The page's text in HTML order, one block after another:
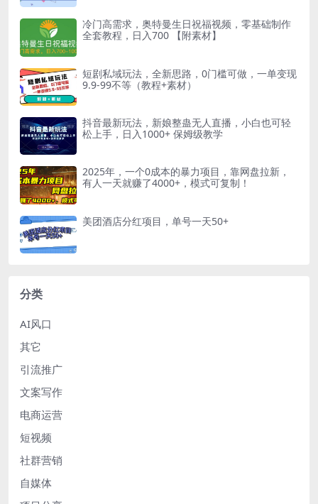
冷门高需求，奥特曼生日祝福视频，零基础制作
全套教程，日入700 【附素材】
短剧私域玩法，全新思路，0门槛可做，一单变现
9.9-99不等（教程+素材）
抖音最新玩法，新娘整蛊无人直播，小白也可轻
松上手，日入1000+ 保姆级教学
2025年，一个0成本的暴力项目，靠网盘拉新，
有人一天就赚了4000+，模式可复制！
美团酒店分红项目，单号一天50+
分类
AI风口
其它
引流推广
文案写作
电商运营
短视频
社群营销
自媒体